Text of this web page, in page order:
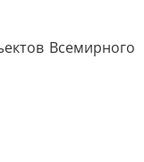
Всемирного